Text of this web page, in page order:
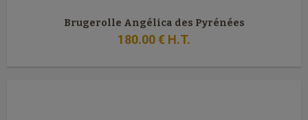
Brugerolle Angélica des Pyrénées
180.00€ H.T.